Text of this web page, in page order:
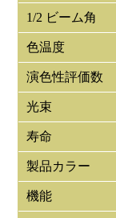
1/2 ビーム角
色温度
演色性評価数
光束
寿命
製品カラー
機能